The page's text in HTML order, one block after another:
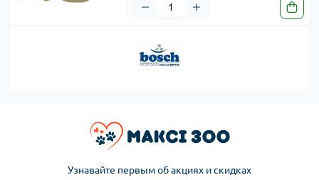
Узнавайте первым об акциях и скидках